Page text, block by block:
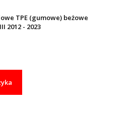
TPE (gumowe) beżowe
2012 - 2023